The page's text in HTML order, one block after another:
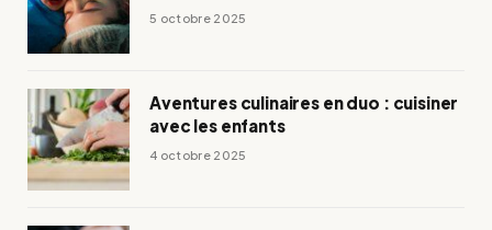
5 octobre 2025
Aventures culinaires en duo : cuisiner
avec les enfants
4 octobre 2025